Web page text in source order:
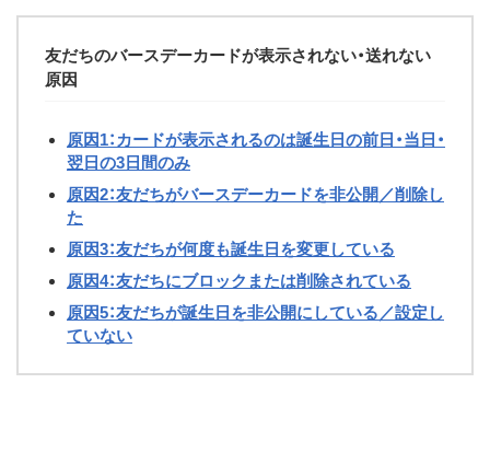
友だちのバースデーカードが表示されない・送れない
原因
原因1：カードが表示されるのは誕生日の前日・当日・
翌日の3日間のみ
原因2：友だちがバースデーカードを非公開／削除し
た
原因3：友だちが何度も誕生日を変更している
原因4：友だちにブロックまたは削除されている
原因5：友だちが誕生日を非公開にしている／設定し
ていない